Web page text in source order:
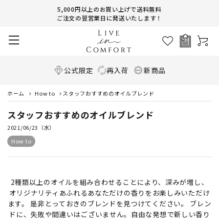
5,000円以上のお買い上げで送料無料
ご注文の翌営業日に発送いたします！
公式限定 再入荷 新商品
ホーム How to スタッフおすすめのオイルブレンド
スタッフおすすめのオイルブレンド
2021/06/23（水）
How to
2種類以上のオイルを組み合わせることにより、深みが増し、
オリジナリティあふれるあなただけの香りをお楽しみいただけ
ます。 是非とっておきのブレンドを見つけてください。 ブレン
ドに、失敗や間違いはございません。自由な発想で新しい香り